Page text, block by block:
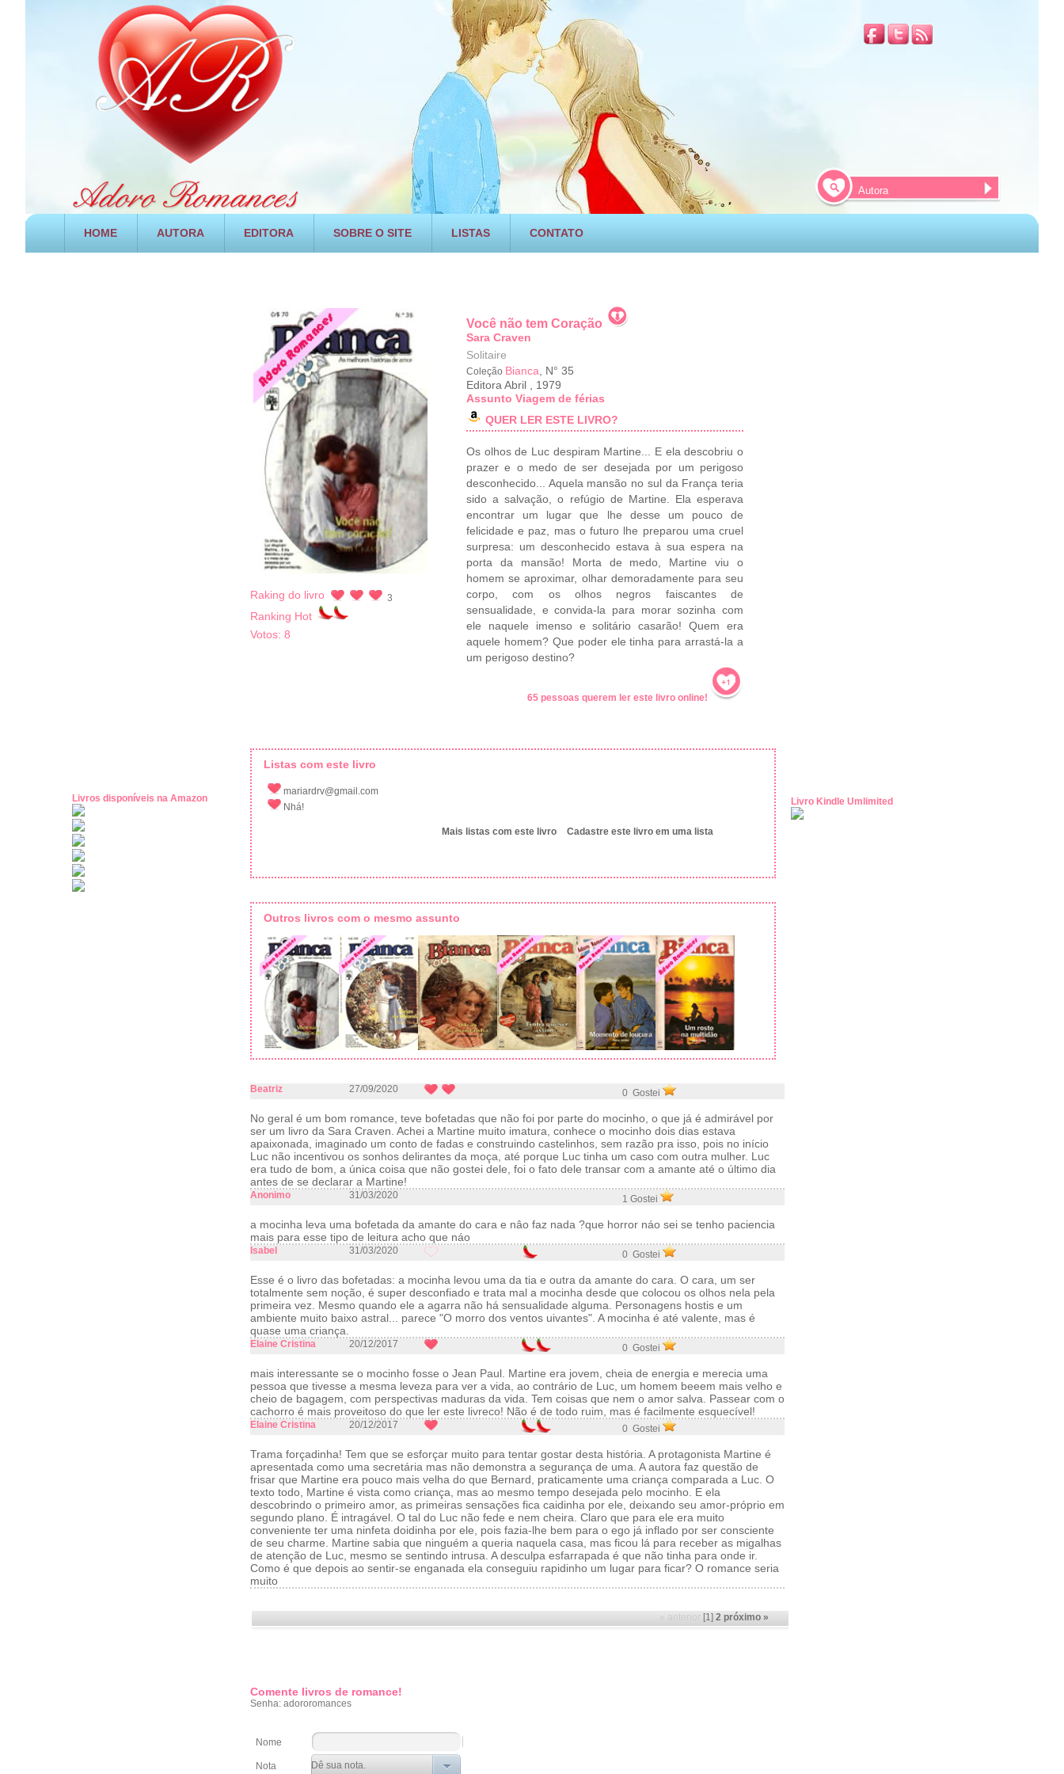
HOME AUTORA EDITORA SOBRE O SITE LISTAS CONTATO
Livros disponíveis na Amazon
Raking do livro 3
Ranking Hot
Votos: 8
Você não tem Coração
Sara Craven
Solitaire
Coleção Bianca , N° 35
Editora Abril
1979
Assunto Viagem de férias
QUER LER ESTE LIVRO?
Os olhos de Luc despiram Martine... E ela descobriu o
prazer e o medo de ser desejada por um perigoso
desconhecido... Aquela mansão no sul da França teria
sido a salvação, o refúgio de Martine. Ela esperava
encontrar um lugar que lhe desse um pouco de
felicidade e paz, mas o futuro lhe preparou uma cruel
surpresa: um desconhecido estava à sua espera na
porta da mansão! Morta de medo, Martine viu o
homem se aproximar, olhar demoradamente para seu
corpo, com os olhos negros faiscantes de
sensualidade, e convida-la para morar sozinha com
ele naquele imenso e solitário casarão! Quem era
aquele homem? Que poder ele tinha para arrastá-la a
um perigoso destino?
65 pessoas querem ler este livro online!
Livro Kindle Umlimited
Listas com este livro
mariardrv@gmail.com
Nhá!
Mais listas com este livro Cadastre este livro em uma lista
Outros livros com o mesmo assunto
Beatriz 27/09/2020 0 Gostei
No geral é um bom romance, teve bofetadas que não foi por parte do mocinho, o que já é admirável por
ser um livro da Sara Craven. Achei a Martine muito imatura, conhece o mocinho dois dias estava
apaixonada, imaginado um conto de fadas e construindo castelinhos, sem razão pra isso, pois no início
Luc não incentivou os sonhos delirantes da moça, até porque Luc tinha um caso com outra mulher. Luc
era tudo de bom, a única coisa que não gostei dele, foi o fato dele transar com a amante até o último dia
antes de se declarar a Martine!
Anonimo 31/03/2020 1 Gostei
a mocinha leva uma bofetada da amante do cara e nâo faz nada ?que horror náo sei se tenho paciencia
mais para esse tipo de leitura acho que náo
Isabel 31/03/2020 0 Gostei
Esse é o livro das bofetadas: a mocinha levou uma da tia e outra da amante do cara. O cara, um ser
totalmente sem noção, é super desconfiado e trata mal a mocinha desde que colocou os olhos nela pela
primeira vez. Mesmo quando ele a agarra não há sensualidade alguma. Personagens hostis e um
ambiente muito baixo astral... parece "O morro dos ventos uivantes". A mocinha é até valente, mas é
quase uma criança.
Elaine Cristina 20/12/2017 0 Gostei
mais interessante se o mocinho fosse o Jean Paul. Martine era jovem, cheia de energia e merecia uma
pessoa que tivesse a mesma leveza para ver a vida, ao contrário de Luc, um homem beeem mais velho e
cheio de bagagem, com perspectivas maduras da vida. Tem coisas que nem o amor salva. Passear com o
cachorro é mais proveitoso do que ler este livreco! Não é de todo ruim, mas é facilmente esquecível!
Elaine Cristina 20/12/2017 0 Gostei
Trama forçadinha! Tem que se esforçar muito para tentar gostar desta história. A protagonista Martine é
apresentada como uma secretária mas não demonstra a segurança de uma. A autora faz questão de
frisar que Martine era pouco mais velha do que Bernard, praticamente uma criança comparada a Luc. O
texto todo, Martine é vista como criança, mas ao mesmo tempo desejada pelo mocinho. E ela
descobrindo o primeiro amor, as primeiras sensações fica caidinha por ele, deixando seu amor-próprio em
segundo plano. É intragável. O tal do Luc não fede e nem cheira. Claro que para ele era muito
conveniente ter uma ninfeta doidinha por ele, pois fazia-lhe bem para o ego já inflado por ser consciente
de seu charme. Martine sabia que ninguém a queria naquela casa, mas ficou lá para receber as migalhas
de atenção de Luc, mesmo se sentindo intrusa. A desculpa esfarrapada é que não tinha para onde ir.
Como é que depois ao sentir-se enganada ela conseguiu rapidinho um lugar para ficar? O romance seria
muito
« anterior [1] 2 próximo »
Comente livros de romance!
Senha: adororomances
Nome
Nota